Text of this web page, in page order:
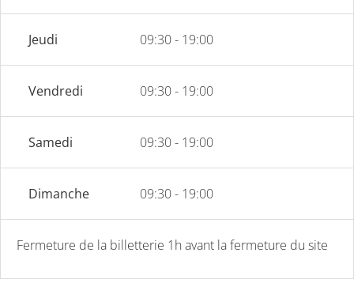
Jeudi 09:30 - 19:00
Vendredi 09:30 - 19:00
Samedi 09:30 - 19:00
Dimanche 09:30 - 19:00
Fermeture de la billetterie 1h avant la fermeture du site